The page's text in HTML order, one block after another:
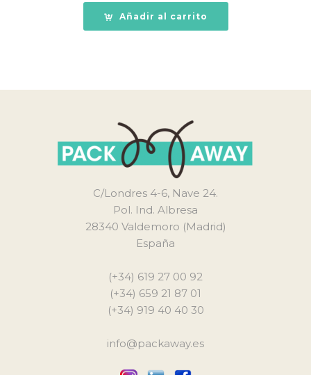
Añadir al carrito
C/Londres 4-6, Nave 24.
Pol. Ind. Albresa
28340 Valdemoro (Madrid)
España
(+34) 619 27 00 92
(+34) 659 21 87 01
(+34) 919 40 40 30
info@packaway.es